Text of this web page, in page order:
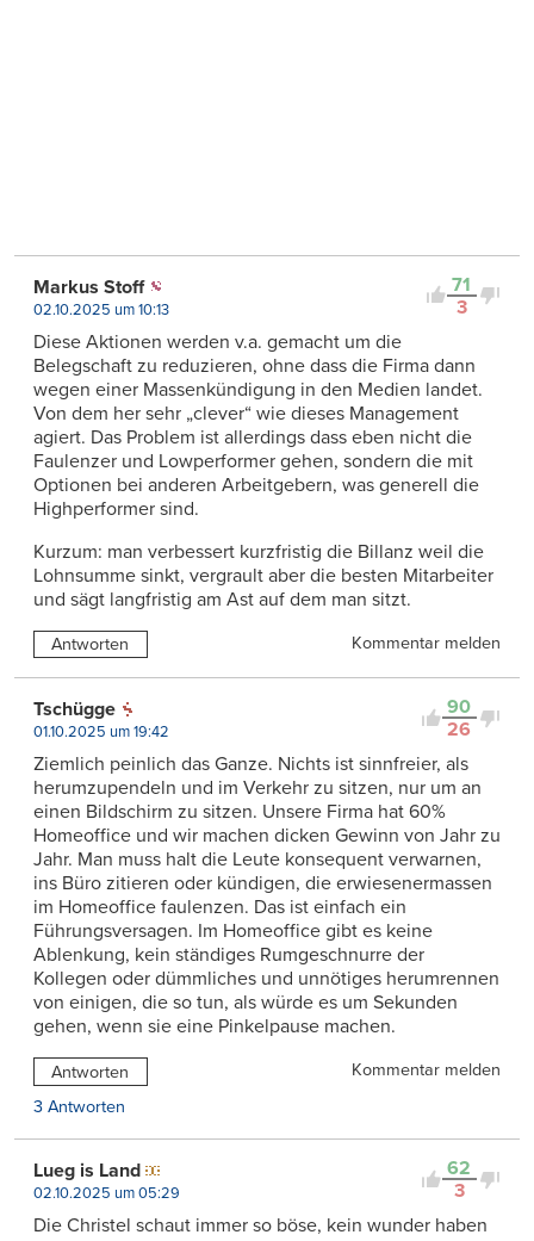
71
3
Markus Stoff
02.10.2025 um 10:13
Diese Aktionen werden v.a. gemacht um die
Belegschaft zu reduzieren, ohne dass die Firma dann
wegen einer Massenkündigung in den Medien landet.
Von dem her sehr „clever“ wie dieses Management
agiert. Das Problem ist allerdings dass eben nicht die
Faulenzer und Lowperformer gehen, sondern die mit
Optionen bei anderen Arbeitgebern, was generell die
Highperformer sind.
Kurzum: man verbessert kurzfristig die Billanz weil die
Lohnsumme sinkt, vergrault aber die besten Mitarbeiter
und sägt langfristig am Ast auf dem man sitzt.
Antworten Kommentar melden
90
26
Tschügge
01.10.2025 um 19:42
Ziemlich peinlich das Ganze. Nichts ist sinnfreier, als
herumzupendeln und im Verkehr zu sitzen, nur um an
einen Bildschirm zu sitzen. Unsere Firma hat 60%
Homeoffice und wir machen dicken Gewinn von Jahr zu
Jahr. Man muss halt die Leute konsequent verwarnen,
ins Büro zitieren oder kündigen, die erwiesenermassen
im Homeoffice faulenzen. Das ist einfach ein
Führungsversagen. Im Homeoffice gibt es keine
Ablenkung, kein ständiges Rumgeschnurre der
Kollegen oder dümmliches und unnötiges herumrennen
von einigen, die so tun, als würde es um Sekunden
gehen, wenn sie eine Pinkelpause machen.
Antworten
Kommentar melden
3 Antworten
62
3
Lueg is Land
02.10.2025 um 05:29
Die Christel schaut immer so böse, kein wunder haben